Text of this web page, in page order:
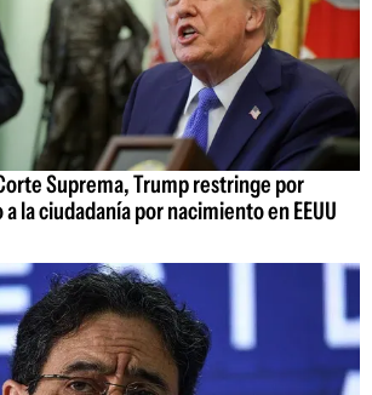
Suprema, Trump restringe por
la ciudadanía por nacimiento en EEUU